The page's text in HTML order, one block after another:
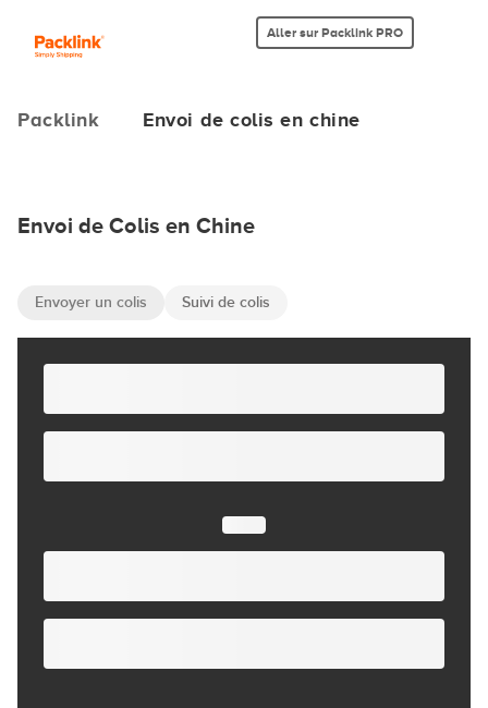
Aller sur Packlink PRO
Packlink Envoi de colis en chine
Envoi de Colis en Chine
Envoyer un colis Suivi de colis